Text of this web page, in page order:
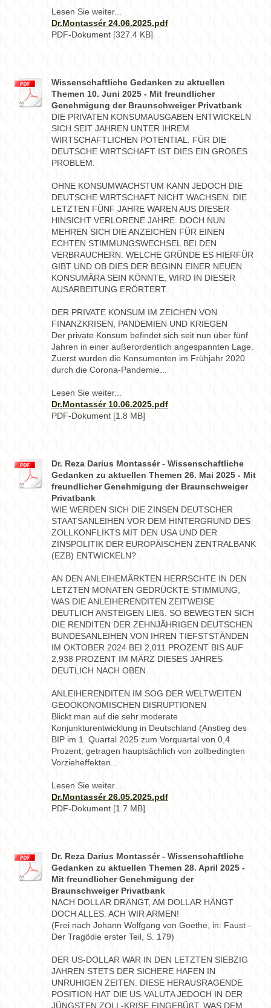
Lesen Sie weiter...
Dr.Montassér 24.06.2025.pdf
PDF-Dokument [327.4 KB]
Wissenschaftliche Gedanken zu aktuellen
Themen 10. Juni 2025 - Mit freundlicher
Genehmigung der Braunschweiger Privatbank
DIE PRIVATEN KONSUMAUSGABEN ENTWICKELN
SICH SEIT JAHREN UNTER IHREM
WIRTSCHAFTLICHEN POTENTIAL. FÜR DIE
DEUTSCHE WIRTSCHAFT IST DIES EIN GROßES
PROBLEM.
OHNE KONSUMWACHSTUM KANN JEDOCH DIE
DEUTSCHE WIRTSCHAFT NICHT WACHSEN. DIE
LETZTEN FÜNF JAHRE WAREN AUS DIESER
HINSICHT VERLORENE JAHRE. DOCH NUN
MEHREN SICH DIE ANZEICHEN FÜR EINEN
ECHTEN STIMMUNGSWECHSEL BEI DEN
VERBRAUCHERN. WELCHE GRÜNDE ES HIERFÜR
GIBT UND OB DIES DER BEGINN EINER NEUEN
KONSUMÄRA SEIN KÖNNTE, WIRD IN DIESER
AUSARBEITUNG ERÖRTERT.
DER PRIVATE KONSUM IM ZEICHEN VON
FINANZKRISEN, PANDEMIEN UND KRIEGEN
Der private Konsum befindet sich seit nun über fünf
Jahren in einer außerordentlich angespannten Lage.
Zuerst wurden die Konsumenten im Frühjahr 2020
durch die Corona-Pandemie...
Lesen Sie weiter...
Dr.Montassér 10.06.2025.pdf
PDF-Dokument [1.8 MB]
Dr. Reza Darius Montassér - Wissenschaftliche
Gedanken zu aktuellen Themen 26. Mai 2025 - Mit
freundlicher Genehmigung der Braunschweiger
Privatbank
WIE WERDEN SICH DIE ZINSEN DEUTSCHER
STAATSANLEIHEN VOR DEM HINTERGRUND DES
ZOLLKONFLIKTS MIT DEN USA UND DER
ZINSPOLITIK DER EUROPÄISCHEN ZENTRALBANK
(EZB) ENTWICKELN?
AN DEN ANLEIHEMÄRKTEN HERRSCHTE IN DEN
LETZTEN MONATEN GEDRÜCKTE STIMMUNG,
WAS DIE ANLEIHERENDITEN ZEITWEISE
DEUTLICH ANSTEIGEN LIEß. SO BEWEGTEN SICH
DIE RENDITEN DER ZEHNJÄHRIGEN DEUTSCHEN
BUNDESANLEIHEN VON IHREN TIEFSTSTÄNDEN
IM OKTOBER 2024 BEI 2,011 PROZENT BIS AUF
2,938 PROZENT IM MÄRZ DIESES JAHRES
DEUTLICH NACH OBEN.
ANLEIHERENDITEN IM SOG DER WELTWEITEN
GEOÖKONOMISCHEN DISRUPTIONEN
Blickt man auf die sehr moderate
Konjunkturentwicklung in Deutschland (Anstieg des
BIP im 1. Quartal 2025 zum Vorquartal von 0,4
Prozent; getragen hauptsächlich von zollbedingten
Vorzieheffekten...
Lesen Sie weiter...
Dr.Montassér 26.05.2025.pdf
PDF-Dokument [1.7 MB]
Dr. Reza Darius Montassér - Wissenschaftliche
Gedanken zu aktuellen Themen 28. April 2025 -
Mit freundlicher Genehmigung der
Braunschweiger Privatbank
NACH DOLLAR DRÄNGT, AM DOLLAR HÄNGT
DOCH ALLES. ACH WIR ARMEN!
(Frei nach Johann Wolfgang von Goethe, in: Faust -
Der Tragödie erster Teil, S. 179)
DER US-DOLLAR WAR IN DEN LETZTEN SIEBZIG
JAHREN STETS DER SICHERE HAFEN IN
UNRUHIGEN ZEITEN. DIESE HERAUSRAGENDE
POSITION HAT DIE US-VALUTA JEDOCH IN DER
JÜNGSTEN ZOLL-KRISE EINGEBÜßT, WAS DEM